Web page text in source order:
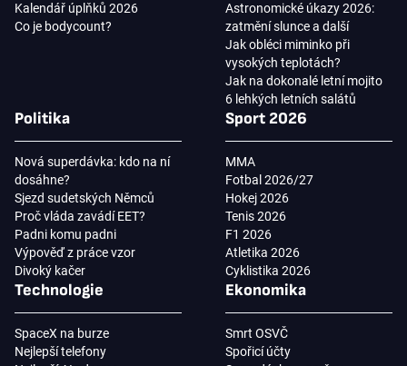
Kalendář úplňků 2026
Co je bodycount?
Astronomické úkazy 2026:
zatmění slunce a další
Jak obléci miminko při
vysokých teplotách?
Jak na dokonalé letní mojito
6 lehkých letních salátů
Politika
Nová superdávka: kdo na ní
dosáhne?
Sjezd sudetských Němců
Proč vláda zavádí EET?
Padni komu padni
Výpověď z práce vzor
Divoký kačer
Sport 2026
MMA
Fotbal 2026/27
Hokej 2026
Tenis 2026
F1 2026
Atletika 2026
Cyklistika 2026
Technologie
SpaceX na burze
Nejlepší telefony
Ekonomika
Smrt OSVČ
Spořicí účty